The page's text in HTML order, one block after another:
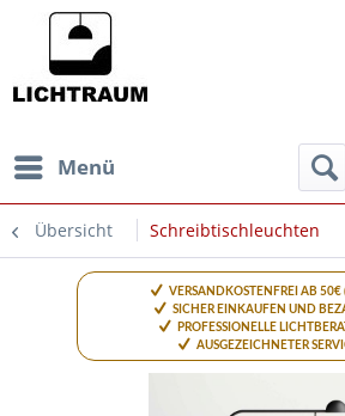
Menü
Übersicht Schreibtischleuchten
VERSANDKOSTENFREI AB 50€
SICHER EINKAUFEN UND
PROFESSIONELLE
AUSGEZEICHNETER